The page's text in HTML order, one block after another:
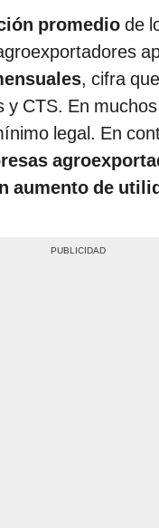
promedio de
, cifra
y CTS. En
legal. En
aumento de